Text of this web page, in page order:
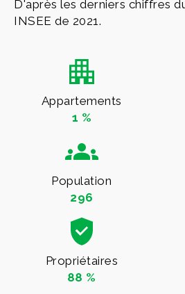
D'après les derniers chiffres
INSEE de 2021.
Appartements
1 %
Population
296
Propriétaires
88 %